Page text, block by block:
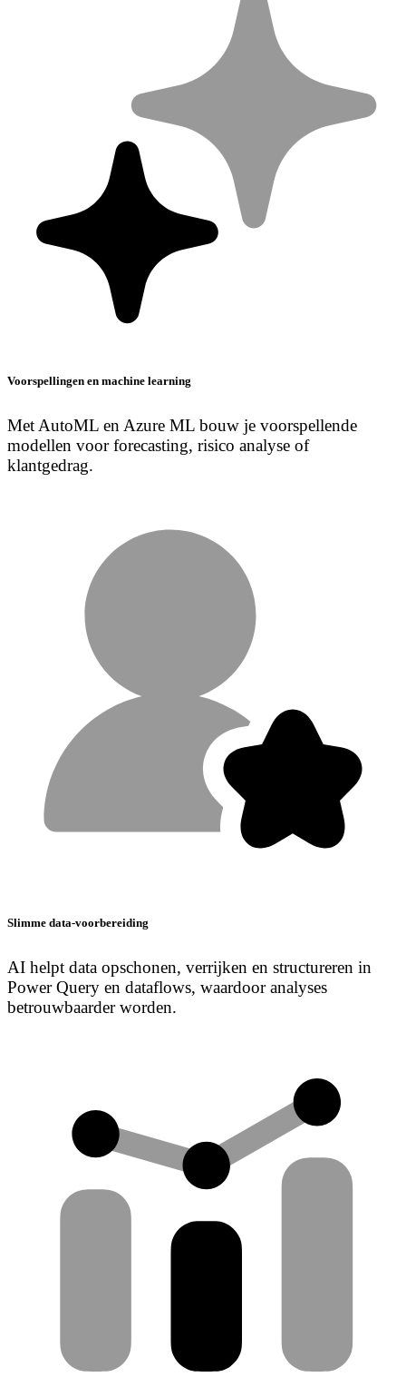
Voorspellingen en machine learning
Met AutoML en Azure ML bouw je voorspellende
modellen voor forecasting, risico analyse of
klantgedrag.
Slimme data-voorbereiding
AI helpt data opschonen, verrijken en structureren in
Power Query en dataflows, waardoor analyses
betrouwbaarder worden.